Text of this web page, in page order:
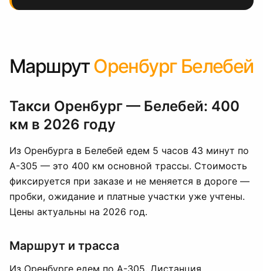
МаршрутОренбург Белебей
Такси Оренбург — Белебей: 400
км в 2026 году
Из Оренбурга в Белебей едем 5 часов 43 минут по
А-305 — это 400 км основной трассы. Стоимость
фиксируется при заказе и не меняется в дороге —
пробки, ожидание и платные участки уже учтены.
Цены актуальны на 2026 год.
Маршрут и трасса
Из Оренбурге едем по А-305. Дистанция